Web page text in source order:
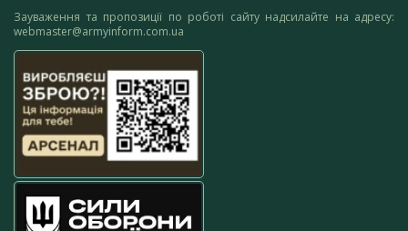
Зауваження та пропозиції по роботі сайту надсилайте на адресу:
webmaster@armyinform.com.ua